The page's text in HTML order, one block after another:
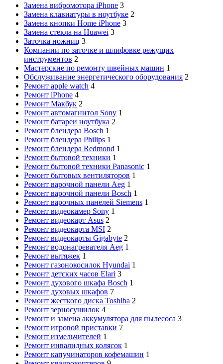
Замена вибромотора iPhone 3
Замена клавиатуры в ноутбуке 2
Замена кнопки Home iPhone 3
Замена стекла на Huawei 3
Заточка ножниц 3
Компании по заточке и шлифовке режущих
инструментов 2
Мастерские по ремонту швейных машин 1
Обслуживание энергетического оборудования 2
Ремонт apple watch 4
Ремонт iPhone 4
Ремонт Макбук 2
Ремонт автомагнитол Sony 1
Ремонт батареи ноутбука 2
Ремонт блендера Bosch 1
Ремонт блендера Philips 1
Ремонт блендера Redmond 1
Ремонт бытовой техники 1
Ремонт бытовой техники Panasonic 1
Ремонт бытовых вентиляторов 1
Ремонт варочной панели Aeg 1
Ремонт варочной панели Bosch 1
Ремонт варочных панелей Siemens 1
Ремонт видеокамер Sony 1
Ремонт видеокарт Asus 2
Ремонт видеокарта MSI 2
Ремонт видеокарты Gigabyte 2
Ремонт водонагревателя Aeg 1
Ремонт вытяжек 1
Ремонт газонокосилок Hyundai 1
Ремонт детских часов Elari 3
Ремонт духового шкафа Bosch 1
Ремонт духовых шкафов 7
Ремонт жесткого диска Toshiba 2
Ремонт зерносушилок 4
Ремонт и замена аккумулятора для пылесоса 3
Ремонт игровой приставки 7
Ремонт измельчителей 1
Ремонт инвалидных колясок 1
Ремонт капучинаторов кофемашин 1